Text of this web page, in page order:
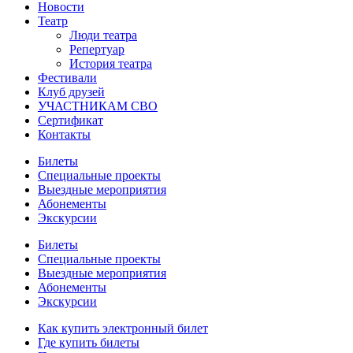
Новости
Театр
Люди театра
Репертуар
История театра
Фестивали
Клуб друзей
УЧАСТНИКАМ СВО
Сертификат
Контакты
Билеты
Специальные проекты
Выездные мероприятия
Абонементы
Экскурсии
Билеты
Специальные проекты
Выездные мероприятия
Абонементы
Экскурсии
Как купить электронный билет
Где купить билеты